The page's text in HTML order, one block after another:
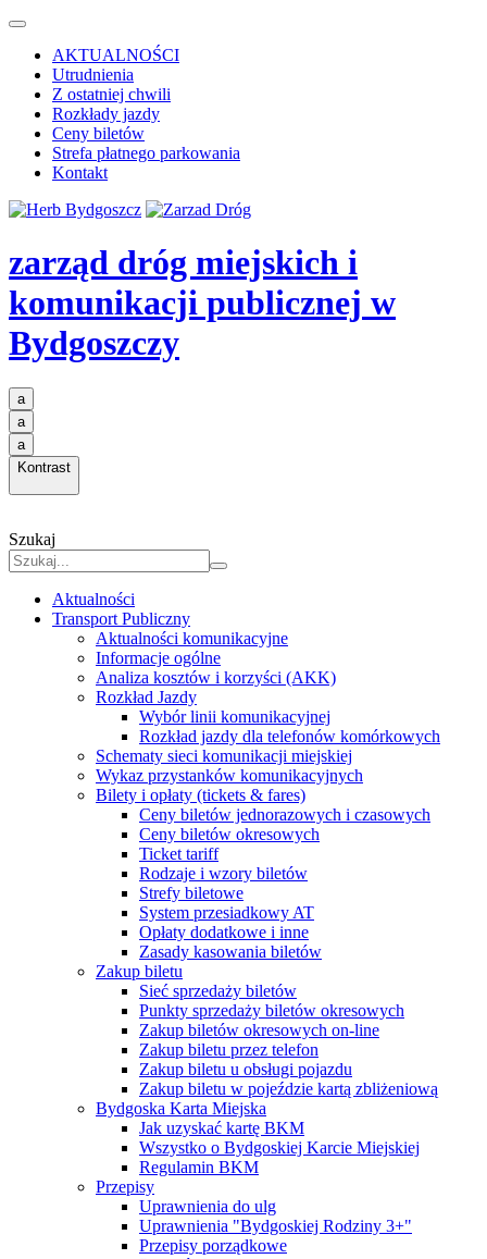
AKTUALNOŚCI
Utrudnienia
Z ostatniej chwili
Rozkłady jazdy
Ceny biletów
Strefa płatnego parkowania
Kontakt
zarząd dróg miejskich i
komunikacji publicznej w
Bydgoszczy
a
a
a
Kontrast
Szukaj
Aktualności
Transport Publiczny
Aktualności komunikacyjne
Informacje ogólne
Analiza kosztów i korzyści (AKK)
Rozkład Jazdy
Wybór linii komunikacyjnej
Rozkład jazdy dla telefonów komórkowych
Schematy sieci komunikacji miejskiej
Wykaz przystanków komunikacyjnych
Bilety i opłaty (tickets & fares)
Ceny biletów jednorazowych i czasowych
Ceny biletów okresowych
Ticket tariff
Rodzaje i wzory biletów
Strefy biletowe
System przesiadkowy AT
Opłaty dodatkowe i inne
Zasady kasowania biletów
Zakup biletu
Sieć sprzedaży biletów
Punkty sprzedaży biletów okresowych
Zakup biletów okresowych on-line
Zakup biletu przez telefon
Zakup biletu u obsługi pojazdu
Zakup biletu w pojeździe kartą zbliżeniową
Bydgoska Karta Miejska
Jak uzyskać kartę BKM
Wszystko o Bydgoskiej Karcie Miejskiej
Regulamin BKM
Przepisy
Uprawnienia do ulg
Uprawnienia "Bydgoskiej Rodziny 3+"
Przepisy porządkowe